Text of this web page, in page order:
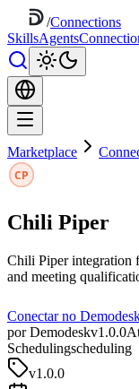
/Connections
SkillsAgents
Marketplace
Chili Piper
Chili Piper integration
and meeting
Conectar no
por Demodeskv1.0.0
Schedulingscheduling
v1.0.0